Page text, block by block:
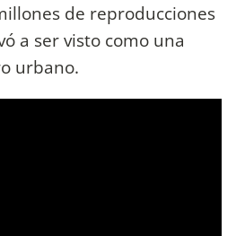
de reproducciones
a ser visto como una
urbano.